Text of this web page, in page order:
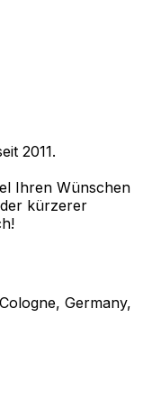
2011.
Ihren Wünschen
kürzerer
Germany,